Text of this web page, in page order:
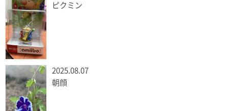
ピクミン
2025.08.07
朝顔